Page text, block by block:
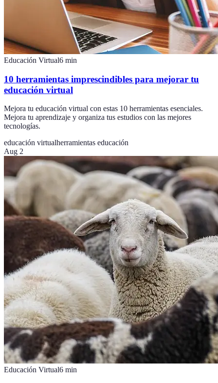
Educación Virtual6 min
10 herramientas imprescindibles para mejorar tu
educación virtual
Mejora tu educación virtual con estas 10 herramientas esenciales.
Mejora tu aprendizaje y organiza tus estudios con las mejores
tecnologías.
educación virtualherramientas educación
Aug 2
Educación Virtual6 min